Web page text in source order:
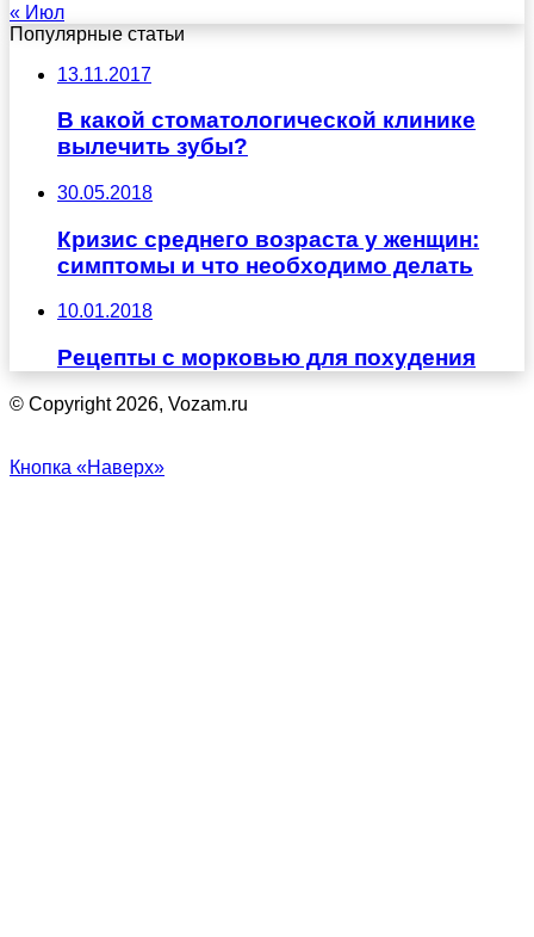
« Июл
Популярные статьи
13.11.2017
В какой стоматологической клинике
вылечить зубы?
30.05.2018
Кризис среднего возраста у женщин:
симптомы и что необходимо делать
10.01.2018
Рецепты с морковью для похудения
© Copyright 2026, Vozam.ru
Кнопка «Наверх»